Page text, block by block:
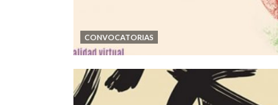
CONVOCATORIAS